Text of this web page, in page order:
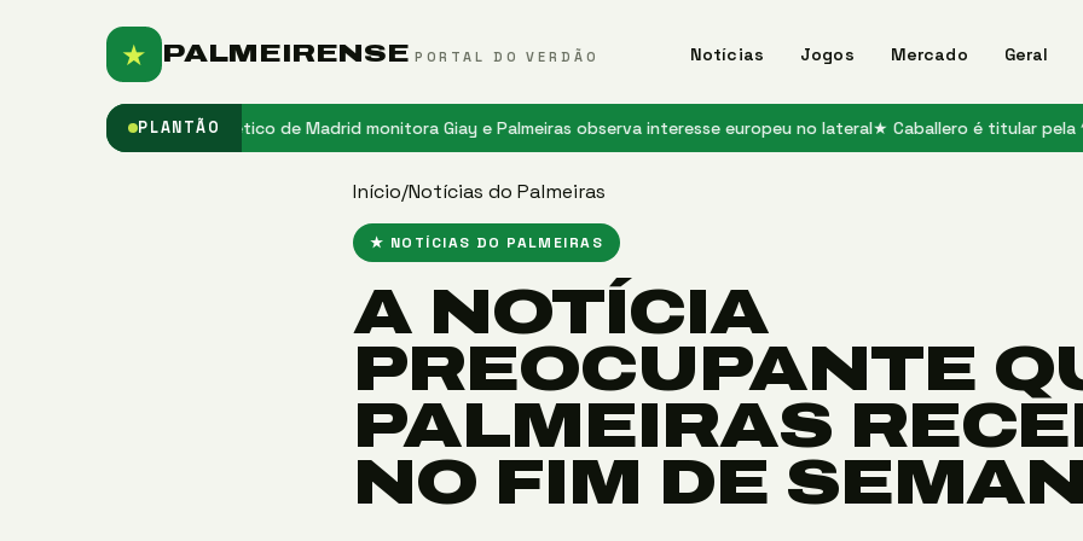
★ PALMEIRENSE PORTAL DO VERDÃO Notícias Jogos Mercado Geral
PLANTÃO
★ Atlético de Madrid monitora Giay e Palmeiras observa interesse europeu no lateral★ Caballero é titular pela 1ª vez
Início/Notícias do Palmeiras
★ NOTÍCIAS DO PALMEIRAS
A NOTÍCIA
PREOCUPANTE
PALMEIRAS
NO FIM DE